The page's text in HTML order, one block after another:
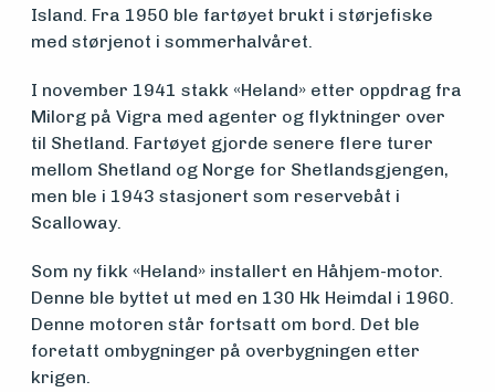
midler
Vern,
vedlikehold
og drift
Om
foreningen
Island. Fra 1950 ble fartøyet brukt i størjefiske
med størjenot i sommerhalvåret.
I november 1941 stakk «Heland» etter oppdrag fra
Milorg på Vigra med agenter og flyktninger over
til Shetland. Fartøyet gjorde senere flere turer
mellom Shetland og Norge for Shetlandsgjengen,
men ble i 1943 stasjonert som reservebåt i
Scalloway.
Som ny fikk «Heland» installert en Håhjem-motor.
Denne ble byttet ut med en 130 Hk Heimdal i 1960.
Denne motoren står fortsatt om bord. Det ble
foretatt ombygninger på overbygningen etter
krigen.